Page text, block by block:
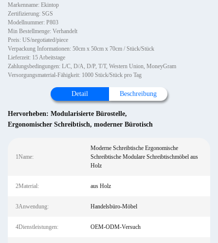
Markenname: Ekintop
Zertifizierung: SGS
Modellnummer: P803
Min Bestellmenge: Verhandelt
Preis: US/negotiated/piece
Verpackung Informationen: 50cm x 50cm x 70cm / Stück/Stück
Lieferzeit: 15 Arbeitstage
Zahlungsbedingungen: L/C, D/A, D/P, T/T, Western Union, MoneyGram
Versorgungsmaterial-Fähigkeit: 1000 Stück/Stück pro Tag
Detail Beschreibung
Hervorheben: Modularisierte Bürostelle,
Ergonomischer Schreibtisch, moderner Bürotisch
1Name:
Moderne Schreibtische Ergonomische
Schreibtische Modulare Schreibtischmöbel aus
Holz
2Material: aus Holz
3Anwendung: Handelsbüro-Möbel
4Dienstleistungen: OEM-ODM-Versuch